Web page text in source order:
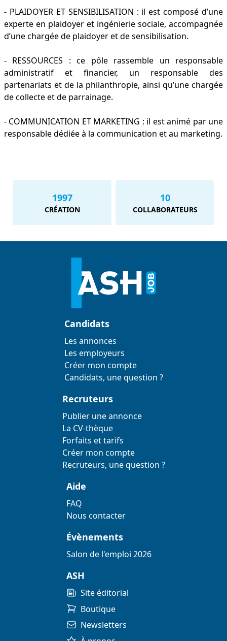
- PLAIDOYER ET SENSIBILISATION : il est composé d’une
experte en plaidoyer et ingénierie sociale, accompagnée
d’une chargée de plaidoyer et de sensibilisation.
- RESSOURCES : ce pôle rassemble un responsable
administratif et financier, un responsable des
partenariats et de la philanthropie, ainsi qu’une chargée
de collecte et de parrainage.
- COMMUNICATION ET MARKETING : il est animé par une
responsable dédiée à la communication et au marketing.
1997
CRÉATION
10
COLLABORATEURS
Candidats
Les annonces
Les employeurs
Créer mon compte
Candidats, une question ?
Recruteurs
Publier une annonce
La CV-thèque
Forfaits et tarifs
Créer mon compte
Recruteurs, une question ?
Aide
FAQ
Nous contacter
Évènements
Salon de l'emploi 2026
ASH
Site éditorial
Boutique
Newsletters